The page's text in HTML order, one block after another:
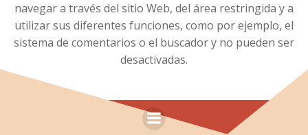
navegar a través del sitio Web, del área restringida y a
utilizar sus diferentes funciones, como por ejemplo, el
sistema de comentarios o el buscador y no pueden ser
desactivadas.